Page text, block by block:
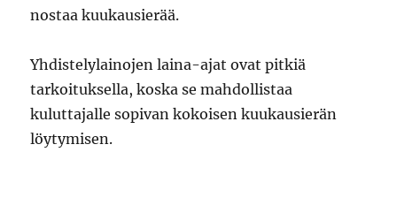
nostaa kuukausierää.
Yhdistelylainojen laina-ajat ovat pitkiä
tarkoituksella, koska se mahdollistaa
kuluttajalle sopivan kokoisen kuukausierän
löytymisen.